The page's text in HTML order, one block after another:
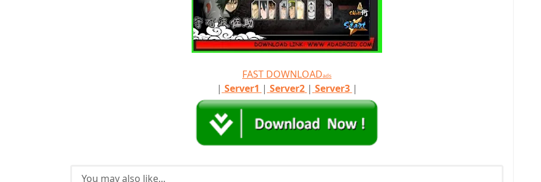
FAST DOWNLOADads
| Server1 | Server2 | Server3 |
You may also like...